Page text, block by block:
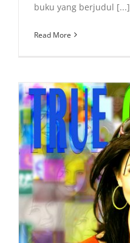
buku yang berjudul [...]
Read More